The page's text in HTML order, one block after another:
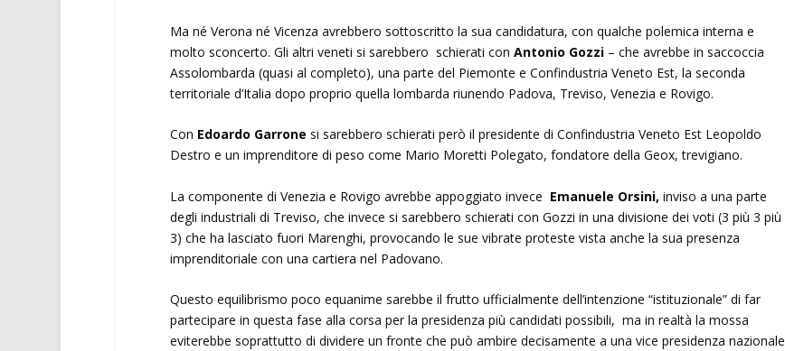
Ma né Verona né Vicenza avrebbero sottoscritto la sua candidatura, con qualche polemica interna e
molto sconcerto. Gli altri veneti si sarebbero schierati con Antonio Gozzi– che avrebbe in saccoccia
Assolombarda (quasi al completo), una parte del Piemonte e Confindustria Veneto Est, la seconda
territoriale d’Italia dopo proprio quella lombarda riunendo Padova, Treviso, Venezia e Rovigo.
Con Edoardo Garrone si sarebbero schierati però il presidente di Confindustria Veneto Est Leopoldo
Destro e un imprenditore di peso come Mario Moretti Polegato, fondatore della Geox, trevigiano.
La componente di Venezia e Rovigo avrebbe appoggiato invece Emanuele Orsini, inviso a una parte
degli industriali di Treviso, che invece si sarebbero schierati con Gozzi in una divisione dei voti (3 più 3 più
3) che ha lasciato fuori Marenghi, provocando le sue vibrate proteste vista anche la sua presenza
imprenditoriale con una cartiera nel Padovano.
Questo equilibrismo poco equanime sarebbe il frutto ufficialmente dell’intenzione “istituzionale” di far
partecipare in questa fase alla corsa per la presidenza più candidati possibili, ma in realtà la mossa
eviterebbe soprattutto di dividere un fronte che può ambire decisamente a una vice presidenza nazionale